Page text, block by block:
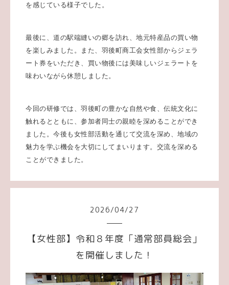
を感じている様子でした。
最後に、道の駅端縫いの郷を訪れ、地元特産品の買い物
を楽しみました。また、羽後町商工会女性部からジェラ
ート券をいただき、買い物後には美味しいジェラートを
味わいながら休憩しました。
今回の研修では、羽後町の豊かな自然や食、伝統文化に
触れるとともに、参加者同士の親睦を深めることができ
ました。今後も女性部活動を通じて交流を深め、地域の
魅力を学ぶ機会を大切にしてまいります。 交流を深める
ことができました。
2026/04/27
【女性部】令和８年度「通常部員総会」
を開催しました！